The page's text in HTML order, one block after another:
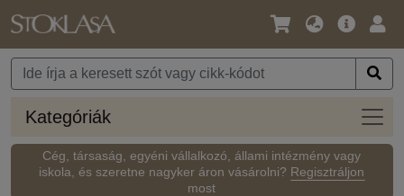
Nyelv
Pénznem
Fő
Kategóriák
Cég, társaság, egyéni vállalkozó, állami intézmény vagy
iskola, és szeretne nagyker áron vásárolni? Regisztráljon
most